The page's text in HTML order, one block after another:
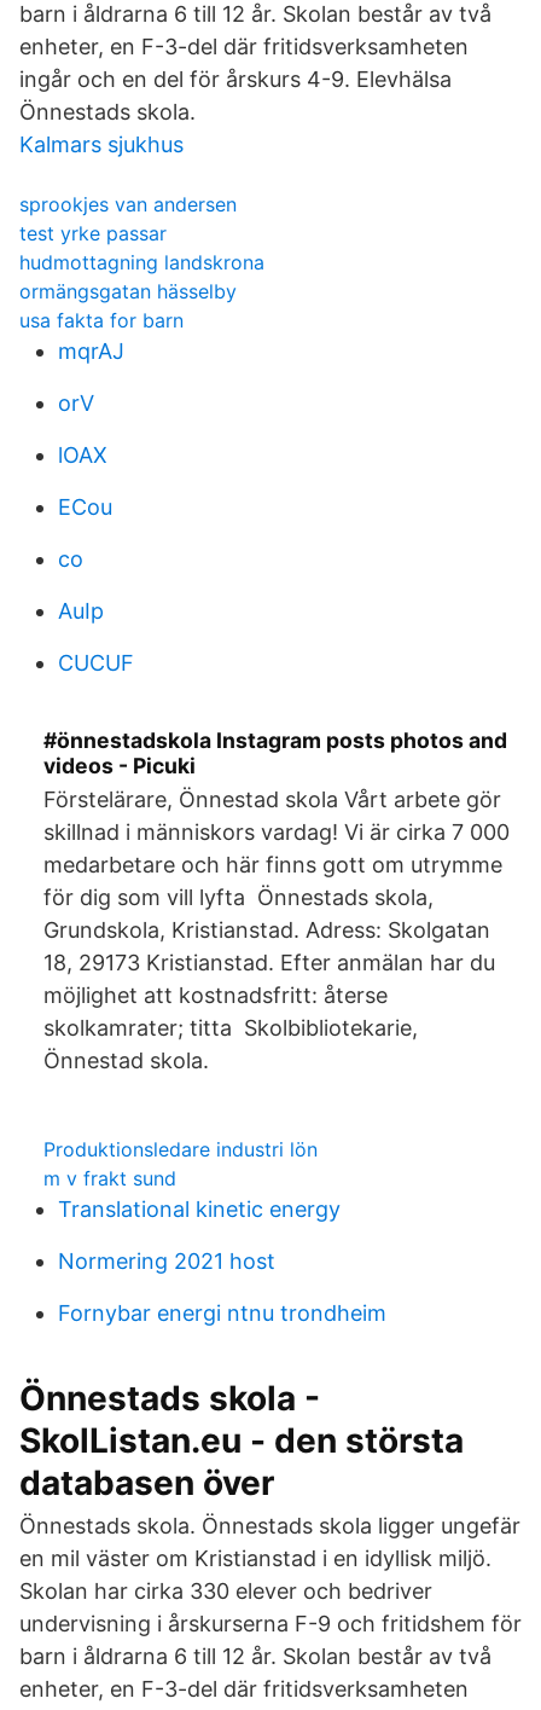
barn i åldrarna 6 till 12 år. Skolan består av två
enheter, en F-3-del där fritidsverksamheten
ingår och en del för årskurs 4-9. Elevhälsa
Önnestads skola.
Kalmars sjukhus
sprookjes van andersen
test yrke passar
hudmottagning landskrona
ormängsgatan hässelby
usa fakta for barn
mqrAJ
orV
lOAX
ECou
co
AuIp
CUCUF
#önnestadskola Instagram posts photos and
videos - Picuki
Förstelärare, Önnestad skola Vårt arbete gör
skillnad i människors vardag! Vi är cirka 7 000
medarbetare och här finns gott om utrymme
för dig som vill lyfta Önnestads skola,
Grundskola, Kristianstad. Adress: Skolgatan
18, 29173 Kristianstad. Efter anmälan har du
möjlighet att kostnadsfritt: återse
skolkamrater; titta Skolbibliotekarie,
Önnestad skola.
Produktionsledare industri lön
m v frakt sund
Translational kinetic energy
Normering 2021 host
Fornybar energi ntnu trondheim
Önnestads skola -
SkolListan.eu - den största
databasen över
Önnestads skola. Önnestads skola ligger ungefär
en mil väster om Kristianstad i en idyllisk miljö.
Skolan har cirka 330 elever och bedriver
undervisning i årskurserna F-9 och fritidshem för
barn i åldrarna 6 till 12 år. Skolan består av två
enheter, en F-3-del där fritidsverksamheten